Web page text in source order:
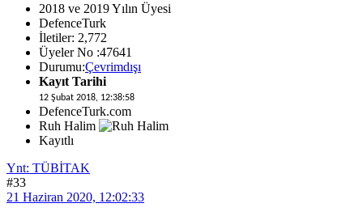
2018 ve 2019 Yılın Üyesi
DefenceTurk
İletiler: 2,772
Üyeler No :47641
Durumu:Çevrimdışı
Kayıt Tarihi
12 Şubat 2018, 12:38:58
DefenceTurk.com
Ruh Halim
Kayıtlı
Ynt: TÜBİTAK
#33
21 Haziran 2020, 12:02:33